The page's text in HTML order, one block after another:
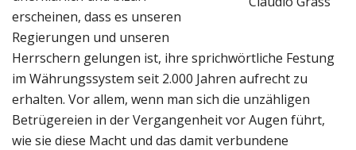
erscheinen, dass es unseren
Regierungen und unseren
Herrschern gelungen ist, ihre sprichwörtliche Festung
im Währungssystem seit 2.000 Jahren aufrecht zu
erhalten. Vor allem, wenn man sich die unzähligen
Betrügereien in der Vergangenheit vor Augen führt,
wie sie diese Macht und das damit verbundene